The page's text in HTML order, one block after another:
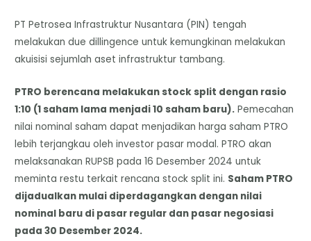
PT Petrosea Infrastruktur Nusantara (PIN) tengah
melakukan due dillingence untuk kemungkinan melakukan
akuisisi sejumlah aset infrastruktur tambang.
PTRO berencana melakukan stock split dengan rasio
1:10 (1 saham lama menjadi 10 saham baru). Pemecahan
nilai nominal saham dapat menjadikan harga saham PTRO
lebih terjangkau oleh investor pasar modal. PTRO akan
melaksanakan RUPSB pada 16 Desember 2024 untuk
meminta restu terkait rencana stock split ini. Saham PTRO
dijadualkan mulai diperdagangkan dengan nilai
nominal baru di pasar regular dan pasar negosiasi
pada 30 Desember 2024.